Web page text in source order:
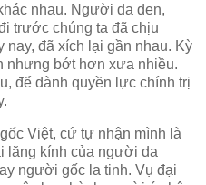
nhau. Người da đen,
trước chúng ta đã chịu
nay, đã xích lại gần nhau. Kỳ
nhưng bớt hơn xưa nhiều.
để dành quyền lực chính trị
Việt, cứ tự nhận mình là
lăng kính của người da
người gốc la tinh. Vụ đại